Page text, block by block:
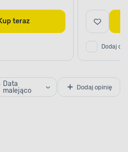
Kup teraz
Dodaj do
Data
malejąco
Dodaj opinię